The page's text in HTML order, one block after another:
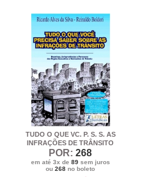
TUDO O QUE VC. P. S. S. AS
INFRAÇÕES DE TRÂNSITO
POR: 268
em até 3x de 89sem juros
ou268 no boleto